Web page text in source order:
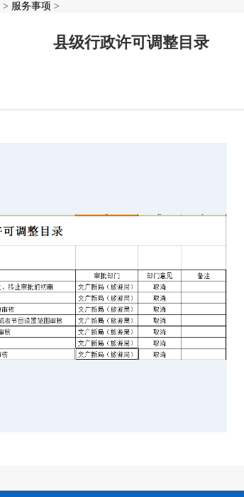
> 服务事项 >
县级行政许可调整目录